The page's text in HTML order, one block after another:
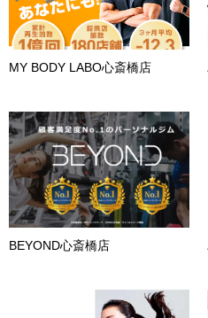
MY BODY LABO心斎橋店
BEYOND心斎橋店